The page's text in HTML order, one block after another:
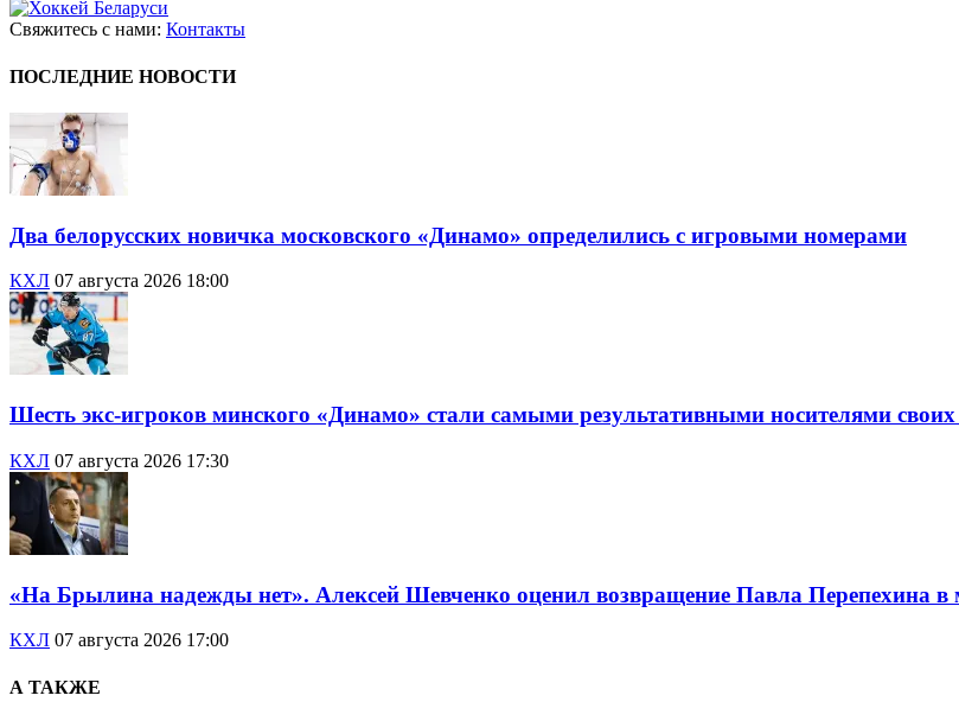
Свяжитесь с нами: Контакты
ПОСЛЕДНИЕ НОВОСТИ
Два белорусских новичка московского «Динамо» определились с игровыми номерами
КХЛ 07 августа 2026 18:00
Шесть экс-игроков минского «Динамо» стали самыми результативными носителями
КХЛ 07 августа 2026 17:30
«На Брылина надежды нет». Алексей Шевченко оценил возвращение Павла Перепехина в
КХЛ 07 августа 2026 17:00
А ТАКЖЕ